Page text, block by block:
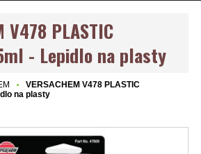
V478 PLASTIC
- Lepidlo na plasty
VERSACHEM V478 PLASTIC
na plasty